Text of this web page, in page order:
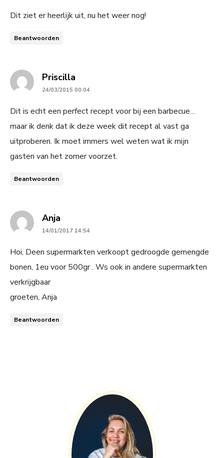
Dit ziet er heerlijk uit, nu het weer nog!
Beantwoorden
Priscilla
24/03/2015 00:04
Dit is echt een perfect recept voor bij een barbecue…
maar ik denk dat ik deze week dit recept al vast ga
uitproberen. Ik moet immers wel weten wat ik mijn
gasten van het zomer voorzet.
Beantwoorden
Anja
14/01/2017 14:54
Hoi, Deen supermarkten verkoopt gedroogde gemengde
bonen, 1eu voor 500gr . Ws ook in andere supermarkten
verkrijgbaar
groeten, Anja
Beantwoorden